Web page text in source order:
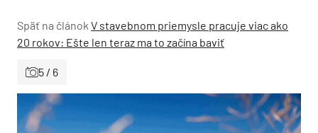
Späť na článok V stavebnom priemysle pracuje viac ako
20 rokov: Ešte len teraz ma to začína baviť
5 / 6